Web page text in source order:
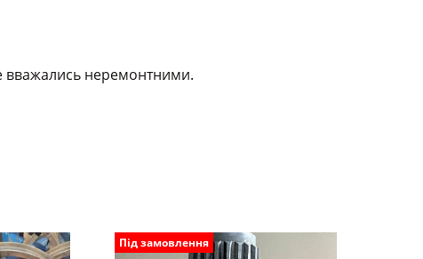
вважались неремонтними.
Під замовлення